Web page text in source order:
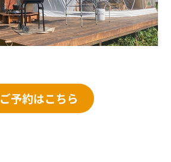
ご予約はこちら